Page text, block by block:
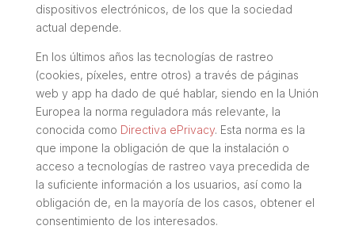
dispositivos electrónicos, de los que la sociedad
actual depende.
En los últimos años las tecnologías de rastreo
(cookies, píxeles, entre otros) a través de páginas
web y app ha dado de qué hablar, siendo en la Unión
Europea la norma reguladora más relevante, la
conocida como Directiva ePrivacy. Esta norma es la
que impone la obligación de que la instalación o
acceso a tecnologías de rastreo vaya precedida de
la suficiente información a los usuarios, así como la
obligación de, en la mayoría de los casos, obtener el
consentimiento de los interesados.